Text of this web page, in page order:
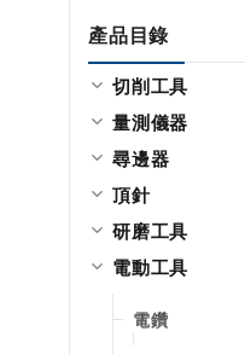
產品目錄
切削工具
量測儀器
尋邊器
頂針
研磨工具
電動工具
電鑽